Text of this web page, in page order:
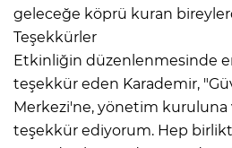
geleceğe köprü kuran
Teşekkürler
Etkinliğin düzenlenmesinde
teşekkür eden Karademir,
Merkezi'ne, yönetim kuruluna
teşekkür ediyorum. Hep birlikte